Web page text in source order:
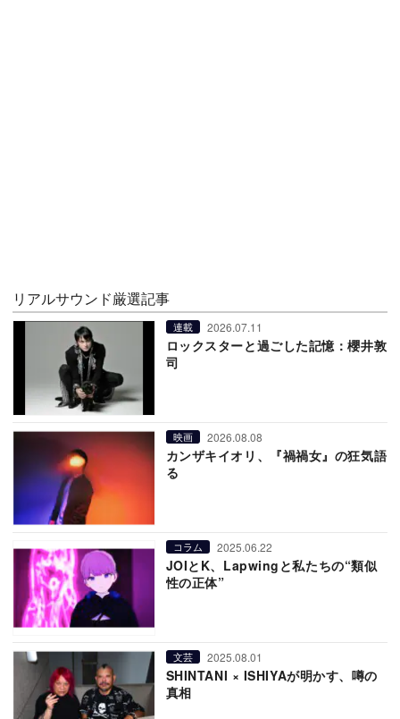
リアルサウンド厳選記事
連載 2026.07.11
ロックスターと過ごした記憶：櫻井敦
司
映画 2026.08.08
カンザキイオリ、『禍禍女』の狂気語
る
コラム 2025.06.22
JOIとK、Lapwingと私たちの“類似
性の正体”
文芸 2025.08.01
SHINTANI × ISHIYAが明かす、噂の
真相